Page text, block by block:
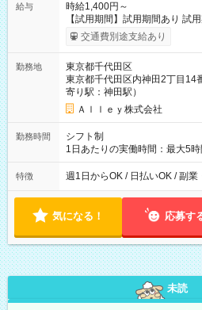
給与
時給1,400円～
【試用期間】試用期間あり 試
給与は本採用時と同じです。
交通費別途支給あり
勤務地
東京都千代田区
東京都千代田区内神田2丁目14
寄り駅：神田駅）
Ａｌｌｅｙ株式会社
勤務時間
シフト制
1日あたりの実働時間：最大5
実働時間：1-5時間 └上記の時
能！ └平日・土曜日の中で、お
18:00 などのように、自由
特徴 週1日からOK / 日払いOK / 副業
気になる！ 応募す
未読